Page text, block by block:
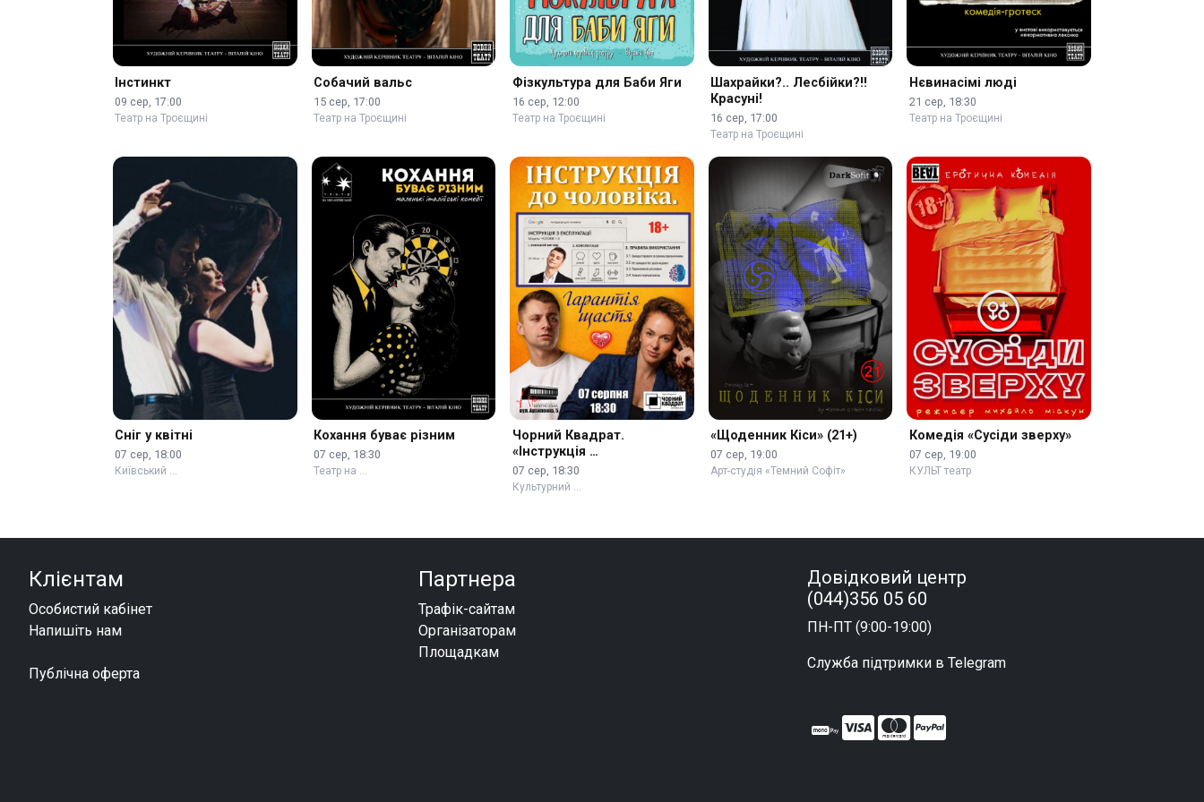
Інстинкт
09 сер, 17:00
Театр на Троєщині
Собачий вальс
15 сер, 17:00
Театр на Троєщині
Фізкультура для Баби Яги
16 сер, 12:00
Театр на Троєщині
Шахрайки?.. Лесбійки?!!
Красуні!
16 сер, 17:00
Театр на Троєщині
Нєвинасімі люді
21 сер, 18:30
Театр на Троєщині
Сніг у квітні
07 сер, 18:00
Київський …
Кохання буває різним
07 сер, 18:30
Театр на …
Чорний Квадрат.
«Інструкція …
07 сер, 18:30
Культурний …
«Щоденник Кіси» (21+)
07 сер, 19:00
Арт-студія «Темний Софіт»
Комедія «Сусіди зверху»
07 сер, 19:00
КУЛЬТ театр
Клієнтам
Особистий кабінет
Напишіть нам
Публічна оферта
Партнера
Трафік-сайтам
Організаторам
Площадкам
Довідковий центр
(044)356 05 60
ПН-ПТ (9:00-19:00)
Служба підтримки в Telegram